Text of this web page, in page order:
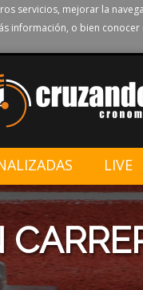
mejorar la
información, o bien
LIVE